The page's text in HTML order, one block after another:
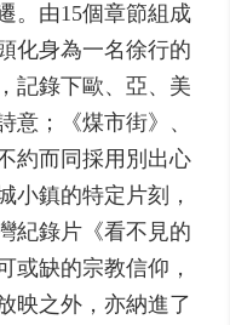
。由15個章節組成
化身為一名徐行的
記錄下歐、亞、美
意；《煤市街》、
約而同採用別出心
小鎮的特定片刻，
紀錄片《看不見的
或缺的宗教信仰，
映之外，亦納進了